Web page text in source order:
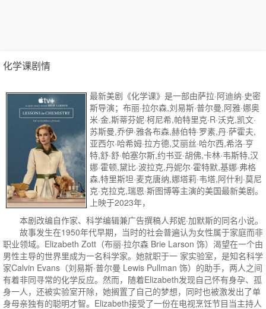
化学课剧情
最新美剧《化学课》是一部由萨拉·阿迪纳·史密
斯导演；布丽·拉尔森,刘易斯·普尔曼,阿雅·娜奥
米·金,斯蒂芬妮·柯尼希,帕特里克·R·沃克,凯文·
苏斯曼,乔伊·雅各布森,赫伯特·罗素,丹·萨霍夫,
亚西尔·哈希姆·拉方德,艾丽丝·哈尔西,希洛·亨
特,舒·舒·帕塞尔斯,约书亚·胡佛,卡林·韦斯特,汉
娜·霍顿,黛比·波拉克,丹妮尔·霍特默,基娜·弗格
森,特里斯坦·麦克唐纳,娜塔莉·韦塔,阿什利·莫尼
克·克拉克,瑞恩·斯图博等主演的美国最新美剧。
上映于2023年，
本剧改编自作家、科学编辑兼广告撰稿人邦妮·加默斯的同名小说。
故事发生在1950年代早期，当时的社会普遍认为女性属于家庭而非
职业领域。Elizabeth Zott（布丽·拉尔森 Brie Larson 饰）渴望在一个由
男性主导的世界里成为一名科学家。她就职于一 家实验室，是知名科学
家Calvin Evans（刘易斯·普尔曼 Lewis Pullman 饰）的助手，两人之间
有着非同寻常的化学反应。然而，随着Elizabeth发现自己怀有身孕、孤
身一人，还被实验室开除，她搁置了自己的梦想，同时也被激发出了单
身母亲独有的聪明才智。Elizabeth接受了一份在电视烹饪节目当主持人